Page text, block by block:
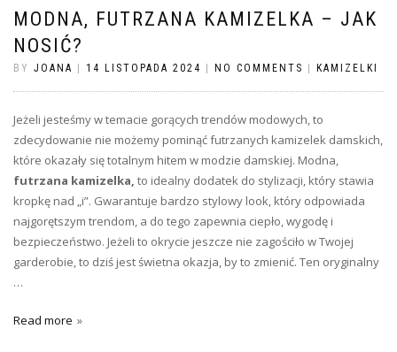
MODNA, FUTRZANA KAMIZELKA – JAK
NOSIĆ?
BY JOANA 14 LISTOPADA 2024 NO COMMENTS KAMIZELKI
Jeżeli jesteśmy w temacie gorących trendów modowych, to
zdecydowanie nie możemy pominąć futrzanych kamizelek damskich,
które okazały się totalnym hitem w modzie damskiej. Modna,
futrzana kamizelka, to idealny dodatek do stylizacji, który stawia
kropkę nad „i”. Gwarantuje bardzo stylowy look, który odpowiada
najgorętszym trendom, a do tego zapewnia ciepło, wygodę i
bezpieczeństwo. Jeżeli to okrycie jeszcze nie zagościło w Twojej
garderobie, to dziś jest świetna okazja, by to zmienić. Ten oryginalny
…
Read more